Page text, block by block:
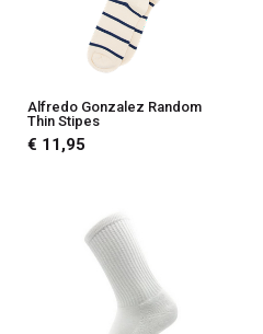
Alfredo Gonzalez Random
Thin Stipes
€ 11,95